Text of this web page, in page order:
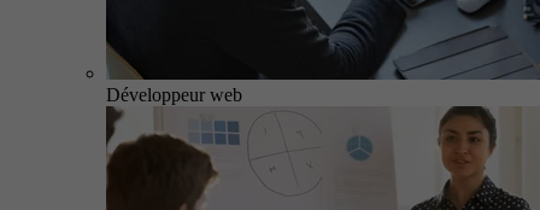
Développeur web